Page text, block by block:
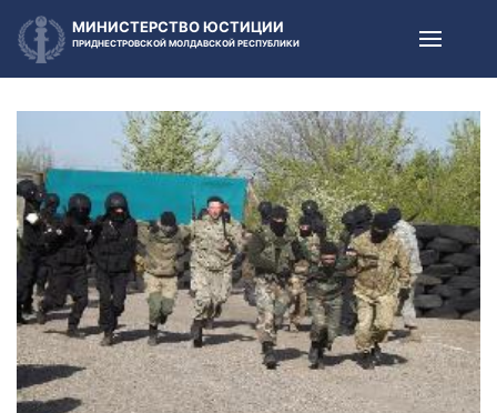
МИНИСТЕРСТВО ЮСТИЦИИ
ПРИДНЕСТРОВСКОЙ МОЛДАВСКОЙ РЕСПУБЛИКИ